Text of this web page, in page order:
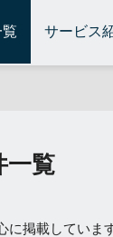
サービス
一覧
掲載しています